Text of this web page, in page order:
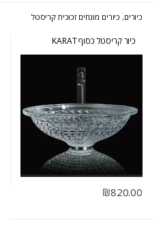
כיורים, כיורים מונחים זכוכית קריסטל
כיור קריסטל כסוף KARAT
₪820.00